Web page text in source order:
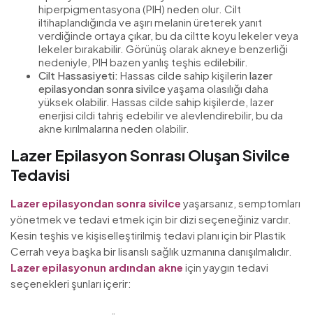
hiperpigmentasyona (PIH) neden olur. Cilt
iltihaplandığında ve aşırı melanin üreterek yanıt
verdiğinde ortaya çıkar, bu da ciltte koyu lekeler veya
lekeler bırakabilir. Görünüş olarak akneye benzerliği
nedeniyle, PIH bazen yanlış teşhis edilebilir.
Cilt Hassasiyeti: Hassas cilde sahip kişilerin lazer
epilasyondan sonra sivilce yaşama olasılığı daha
yüksek olabilir. Hassas cilde sahip kişilerde, lazer
enerjisi cildi tahriş edebilir ve alevlendirebilir, bu da
akne kırılmalarına neden olabilir.
Lazer Epilasyon Sonrası Oluşan Sivilce
Tedavisi
Lazer epilasyondan sonra sivilce yaşarsanız, semptomları
yönetmek ve tedavi etmek için bir dizi seçeneğiniz vardır.
Kesin teşhis ve kişiselleştirilmiş tedavi planı için bir Plastik
Cerrah veya başka bir lisanslı sağlık uzmanına danışılmalıdır.
Lazer epilasyonun ardından akne için yaygın tedavi
seçenekleri şunları içerir: